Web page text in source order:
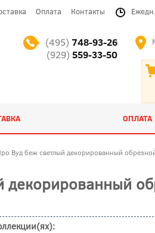
Оплата Контакты
(495) 748-93-26
(929) 559-33-50
ОПЛАТА
Вуд беж светлый декорированный